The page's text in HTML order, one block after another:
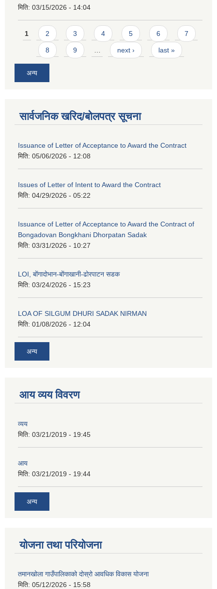
मिति: 03/15/2026 - 14:04
Pages
1 2 3 4 5 6 7
8 9 … next › last »
अन्य
सार्वजनिक खरिद/बोलपत्र सूचना
Issuance of Letter of Acceptance to Award the Contract
मिति: 05/06/2026 - 12:08
Issues of Letter of Intent to Award the Contract
मिति: 04/29/2026 - 05:22
Issuance of Letter of Acceptance to Award the Contract of
Bongadovan Bongkhani Dhorpatan Sadak
मिति: 03/31/2026 - 10:27
LOI, बोंगादोभान-बोंगाखानी-ढोरपाटन सडक
मिति: 03/24/2026 - 15:23
LOA OF SILGUM DHURI SADAK NIRMAN
मिति: 01/08/2026 - 12:04
अन्य
आय व्यय विवरण
व्यय
मिति: 03/21/2019 - 19:45
आय
मिति: 03/21/2019 - 19:44
अन्य
योजना तथा परियोजना
तमानखोला गाउँपालिकाको दोस्रो आवधिक विकास योजना
मिति: 05/12/2026 - 15:58